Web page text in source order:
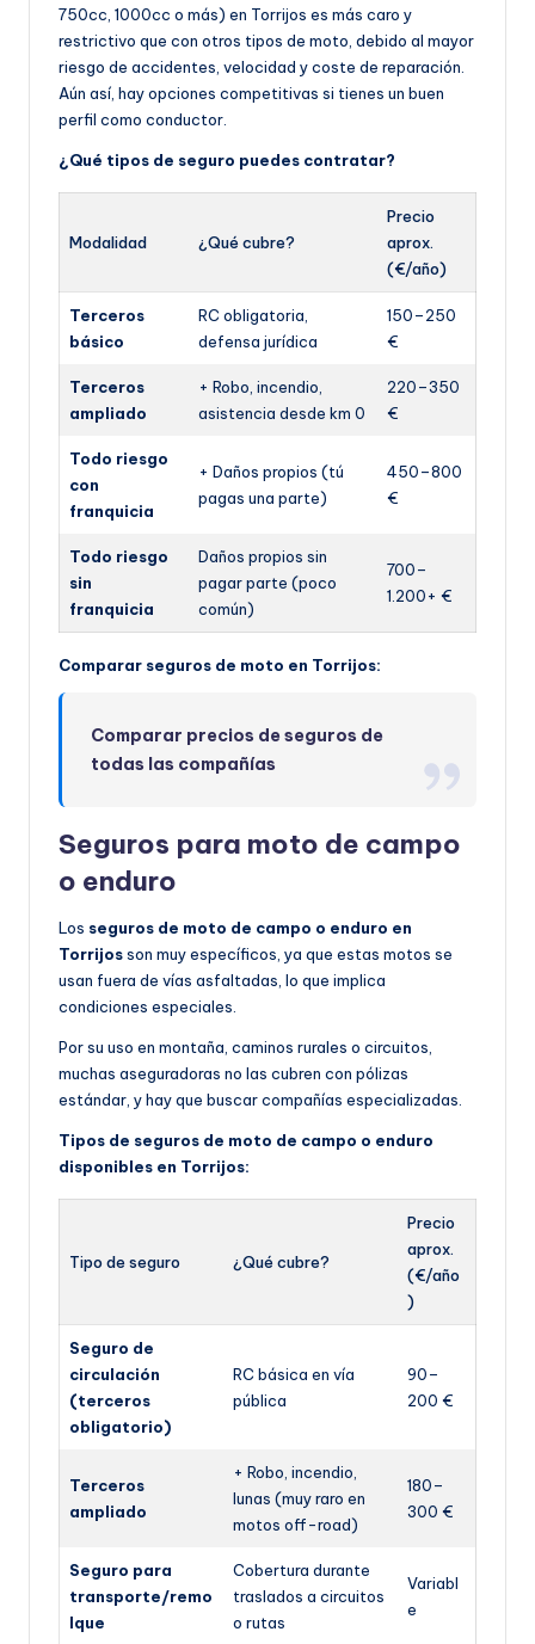
750cc, 1000cc o más) en Torrijos es más caro y
restrictivo que con otros tipos de moto, debido al mayor
riesgo de accidentes, velocidad y coste de reparación.
Aún así, hay opciones competitivas si tienes un buen
perfil como conductor.
¿Qué tipos de seguro puedes contratar?
Modalidad ¿Qué cubre?
Precio
aprox.
(€/año)
Terceros
básico
RC obligatoria,
defensa jurídica
150–250
€
Terceros
ampliado
+ Robo, incendio,
asistencia desde km 0
220–350
€
Todo riesgo
con
franquicia
+ Daños propios (tú
pagas una parte)
450–800
€
Todo riesgo
sin
franquicia
Daños propios sin
pagar parte (poco
común)
700–
1.200+ €
Comparar seguros de moto en Torrijos:
Comparar precios de seguros de
todas las compañías
Seguros para moto de campo
o enduro
Los seguros de moto de campo o enduro en
Torrijosson muy específicos, ya que estas motos se
usan fuera de vías asfaltadas, lo que implica
condiciones especiales.
Por su uso en montaña, caminos rurales o circuitos,
muchas aseguradoras no las cubren con pólizas
estándar, y hay que buscar compañías especializadas.
Tipos de seguros de moto de campo o enduro
disponibles en Torrijos:
Tipo de seguro ¿Qué cubre?
Precio
aprox.
(€/año
)
Seguro de
circulación
(terceros
obligatorio)
RC básica en vía
pública
90–
200 €
Terceros
ampliado
+ Robo, incendio,
lunas (muy raro en
motos off-road)
180–
300 €
Seguro para
transporte/remo
lque
Cobertura durante
traslados a circuitos
o rutas
Variabl
e